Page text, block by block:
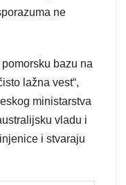
ne
bazu na
lažna vest“,
ministarstva
vladu i
i stvaraju